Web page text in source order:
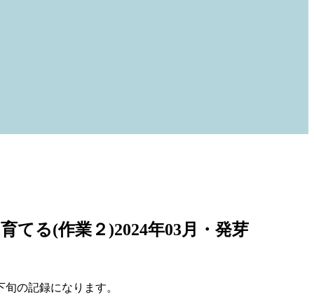
てる(作業２)2024年03月・発芽
の記録になります。